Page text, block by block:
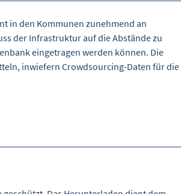
in den Kommunen zunehmend an
der Infrastruktur auf die Abstände zu
eingetragen werden können. Die
inwiefern Crowdsourcing-Daten für die